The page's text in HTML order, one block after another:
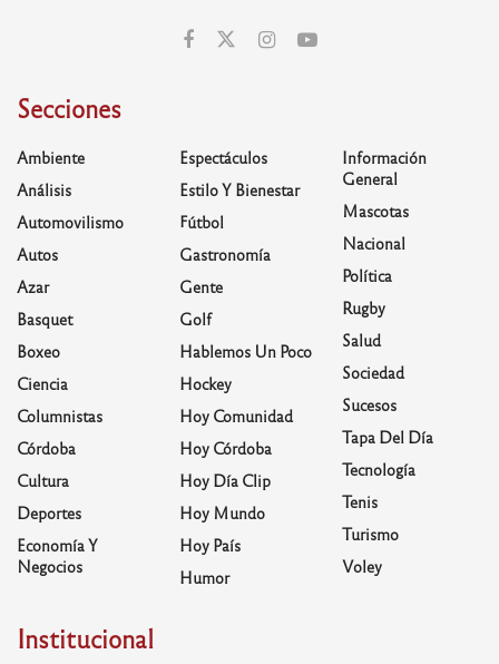
Secciones
Ambiente
Análisis
Automovilismo
Autos
Azar
Basquet
Boxeo
Ciencia
Columnistas
Córdoba
Cultura
Deportes
Economía Y
Negocios
Espectáculos
Estilo Y Bienestar
Fútbol
Gastronomía
Gente
Golf
Hablemos Un Poco
Hockey
Hoy Comunidad
Hoy Córdoba
Hoy Día Clip
Hoy Mundo
Hoy País
Humor
Información
General
Mascotas
Nacional
Política
Rugby
Salud
Sociedad
Sucesos
Tapa Del Día
Tecnología
Tenis
Turismo
Voley
Institucional